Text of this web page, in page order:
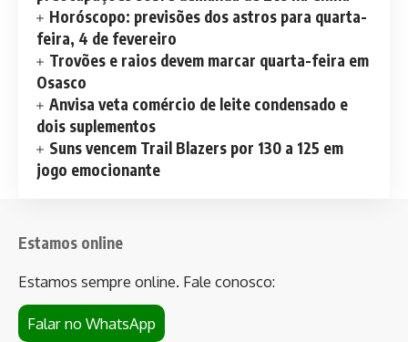
Horóscopo: previsões dos astros para quarta-
feira, 4 de fevereiro
Trovões e raios devem marcar quarta-feira em
Osasco
Anvisa veta comércio de leite condensado e
dois suplementos
Suns vencem Trail Blazers por 130 a 125 em
jogo emocionante
Estamos online
Estamos sempre online. Fale conosco:
Falar no WhatsApp